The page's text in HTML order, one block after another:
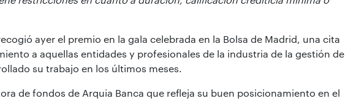
ayer el premio en la gala celebrada en la Bolsa de Madrid, una cita
a aquellas entidades y profesionales de la industria de la gestión de
su trabajo en los últimos meses.
de fondos de Arquia Banca que refleja su buen posicionamiento en el